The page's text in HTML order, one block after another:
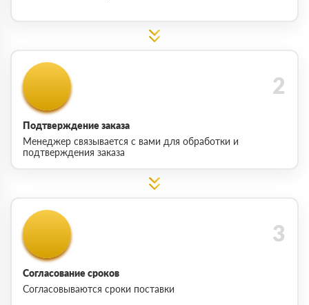
Подтверждение заказа
Менеджер связывается с вами для обработки и
подтверждения заказа
Согласование сроков
Согласовываются сроки поставки